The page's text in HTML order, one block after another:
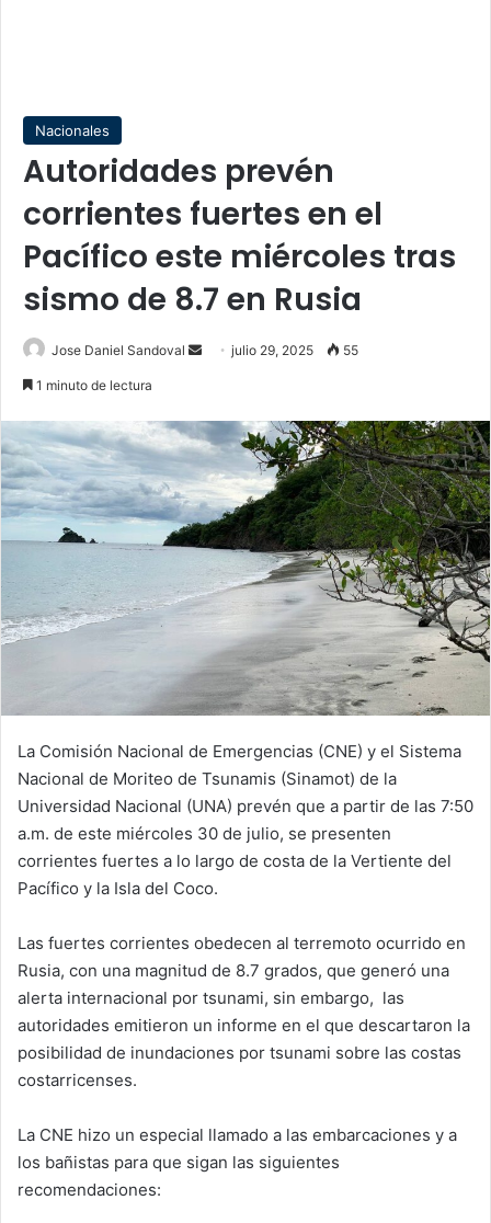
Nacionales
Autoridades prevén
corrientes fuertes en el
Pacífico este miércoles tras
sismo de 8.7 en Rusia
Jose Daniel Sandoval
Sendjulio 29, 2025 55
1 minuto de lectura
La Comisión Nacional de Emergencias (CNE) y el Sistema
Nacional de Moriteo de Tsunamis (Sinamot) de la
Universidad Nacional (UNA) prevén que a partir de las 7:50
a.m. de este miércoles 30 de julio, se presenten
corrientes fuertes a lo largo de costa de la Vertiente del
Pacífico y la Isla del Coco.
Las fuertes corrientes obedecen al terremoto ocurrido en
Rusia, con una magnitud de 8.7 grados, que generó una
alerta internacional por tsunami, sin embargo, las
autoridades emitieron un informe en el que descartaron la
posibilidad de inundaciones por tsunami sobre las costas
costarricenses.
La CNE hizo un especial llamado a las embarcaciones y a
los bañistas para que sigan las siguientes
recomendaciones: